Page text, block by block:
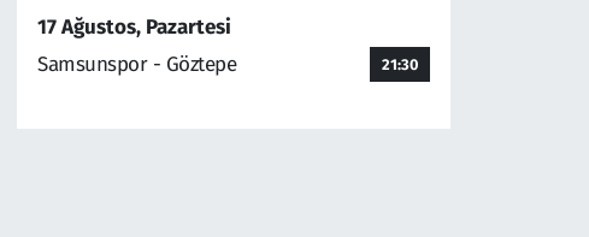
17 Ağustos, Pazartesi
Samsunspor - Göztepe
21:30